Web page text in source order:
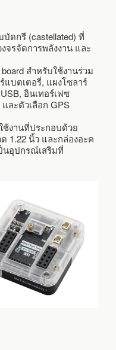
ดกรี (castellated) ที่
จรจัดการพลังงาน และ
สำหรับใช้งานร่วม
แบตเตอรี่, แผงโซลาร์
อินเทอร์เฟซ
ละตัวเลือก GPS
ช้งานที่ประกอบด้วย
1.22 นิ้ว และกล่องอะค
นอุปกรณ์เสริมที่